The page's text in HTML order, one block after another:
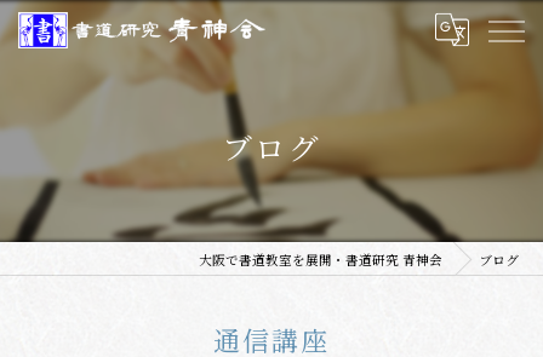
ブログ
大阪で書道教室を展開・書道研究 青神会 ブログ
通信講座